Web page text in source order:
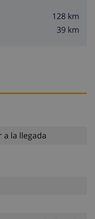
128 km
39 km
a la llegada